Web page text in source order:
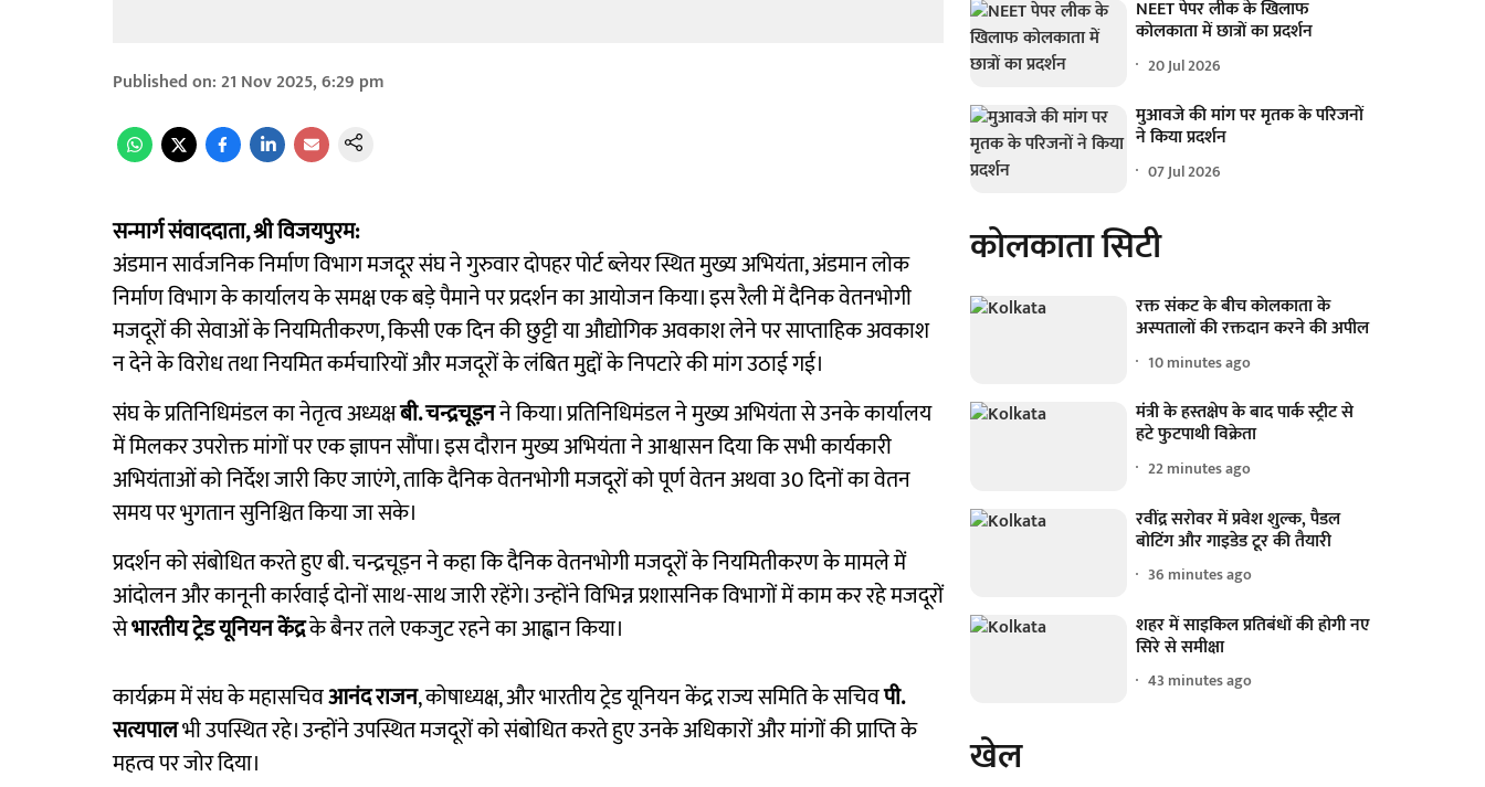
Published on:21 Nov 2025, 6:29 pm
सन्मार्ग संवाददाता, श्री विजयपुरम:
अंडमान सार्वजनिक निर्माण विभाग मजदूर संघ ने गुरुवार दोपहर पोर्ट ब्लेयर स्थित मुख्य अभियंता, अंडमान लोक
निर्माण विभाग के कार्यालय के समक्ष एक बड़े पैमाने पर प्रदर्शन का आयोजन किया। इस रैली में दैनिक वेतनभोगी
मजदूरों की सेवाओं के नियमितीकरण, किसी एक दिन की छुट्टी या औद्योगिक अवकाश लेने पर साप्ताहिक अवकाश
न देने के विरोध तथा नियमित कर्मचारियों और मजदूरों के लंबित मुद्दों के निपटारे की मांग उठाई गई।
संघ के प्रतिनिधिमंडल का नेतृत्व अध्यक्षबी. चन्द्रचूड़नने किया। प्रतिनिधिमंडल ने मुख्य अभियंता से उनके कार्यालय
में मिलकर उपरोक्त मांगों पर एक ज्ञापन सौंपा। इस दौरान मुख्य अभियंता ने आश्वासन दिया कि सभी कार्यकारी
अभियंताओं को निर्देश जारी किए जाएंगे, ताकि दैनिक वेतनभोगी मजदूरों को पूर्ण वेतन अथवा 30 दिनों का वेतन
समय पर भुगतान सुनिश्चित किया जा सके।
प्रदर्शन को संबोधित करते हुए बी. चन्द्रचूड़न ने कहा कि दैनिक वेतनभोगी मजदूरों के नियमितीकरण के मामले में
आंदोलन और कानूनी कार्रवाई दोनों साथ-साथ जारी रहेंगे। उन्होंने विभिन्न प्रशासनिक विभागों में काम कर रहे मजदूरों
सेभारतीय ट्रेड यूनियन केंद्रके बैनर तले एकजुट रहने का आह्वान किया।
कार्यक्रम में संघ के महासचिवआनंद राजन, कोषाध्यक्ष, और भारतीय ट्रेड यूनियन केंद्र राज्य समिति के सचिवपी.
सत्यपालभी उपस्थित रहे। उन्होंने उपस्थित मजदूरों को संबोधित करते हुए उनके अधिकारों और मांगों की प्राप्ति के
महत्व पर जोर दिया।
NEET पेपर लीक के खिलाफ
कोलकाता में छात्रों का प्रदर्शन
20 Jul 2026
मुआवजे की मांग पर मृतक के परिजनों
ने किया प्रदर्शन
07 Jul 2026
कोलकाता सिटी
रक्त संकट के बीच कोलकाता के
अस्पतालों की रक्तदान करने की अपील
10 minutes ago
मंत्री के हस्तक्षेप के बाद पार्क स्ट्रीट से
हटे फुटपाथी विक्रेता
22 minutes ago
रवींद्र सरोवर में प्रवेश शुल्क, पैडल
बोटिंग और गाइडेड टूर की तैयारी
36 minutes ago
शहर में साइकिल प्रतिबंधों की होगी नए
सिरे से समीक्षा
43 minutes ago
खेल